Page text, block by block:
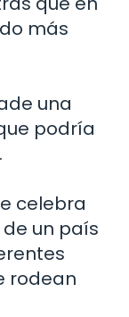
más
una
podría
celebra
un país
rodean